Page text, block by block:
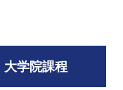
大学院課程